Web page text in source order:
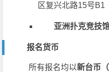
区复兴北路15号B1
亚洲扑克竞技
报名货币
所有报名均以新台币